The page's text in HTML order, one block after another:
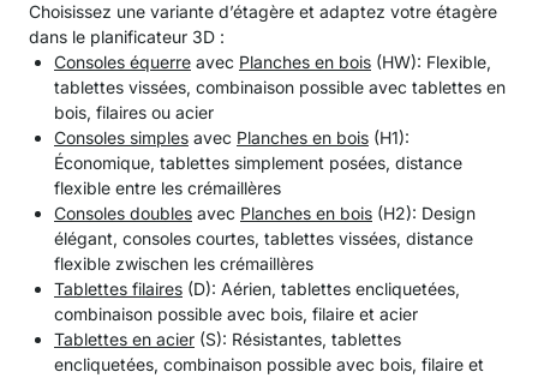
Choisissez une variante d’étagère et adaptez votre étagère
dans le planificateur 3D :
Consoles équerre avec Planches en bois (HW): Flexible,
tablettes vissées, combinaison possible avec tablettes en
bois, filaires ou acier
Consoles simples avec Planches en bois (H1):
Économique, tablettes simplement posées, distance
flexible entre les crémaillères
Consoles doubles avec Planches en bois (H2): Design
élégant, consoles courtes, tablettes vissées, distance
flexible zwischen les crémaillères
Tablettes filaires (D): Aérien, tablettes encliquetées,
combinaison possible avec bois, filaire et acier
Tablettes en acier (S): Résistantes, tablettes
encliquetées, combinaison possible avec bois, filaire et